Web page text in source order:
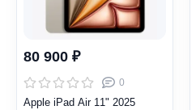
80 900 ₽
0
Apple iPad Air 11" 2025